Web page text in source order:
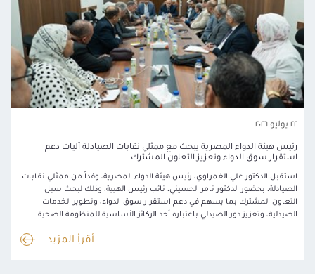
٢٢ يوليو ٢٠٢٦
رئيس هيئة الدواء المصرية يبحث مع ممثلي نقابات الصيادلة آليات دعم
استقرار سوق الدواء وتعزيز التعاون المشترك
استقبل الدكتور علي الغمراوي، رئيس هيئة الدواء المصرية، وفداً من ممثلي نقابات
الصيادلة، بحضور الدكتور تامر الحسيني، نائب رئيس الهيية، وذلك لبحث سبل
التعاون المشترك بما يسهم في دعم استقرار سوق الدواء، وتطوير الخدمات
الصيدلية، وتعزيز دور الصيدلي باعتباره أحد الركائز الأساسية للمنظومة الصحية.
أقرأ المزيد